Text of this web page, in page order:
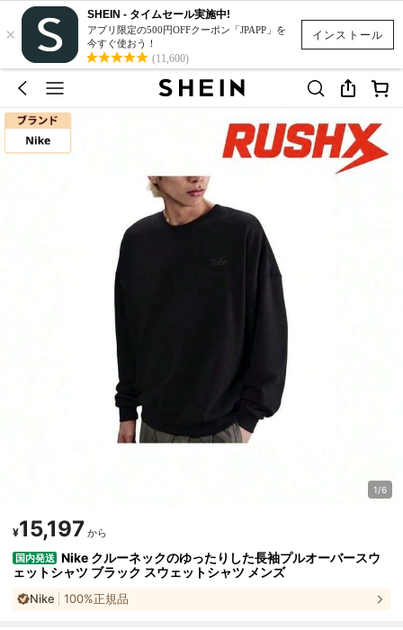
インストール
×
SHEIN - タイムセール実施中!
アプリ限定の500円OFFクーポン「JPAPP」を
今すぐ使おう！
(11,600)
1/6
¥15,197 から
国内発送 Nike クルーネックのゆったりした長袖プルオーバースウ
ェットシャツ ブラック スウェットシャツ メンズ
Nike 100%正規品